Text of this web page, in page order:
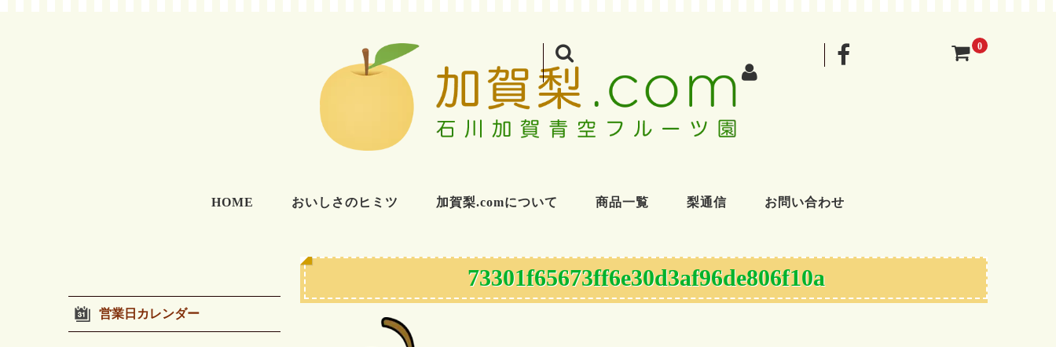
0
HOME おいしさのヒミツ 加賀梨.comについて 商品一覧 梨通信 お問い合わせ
73301f65673ff6e30d3af96de806f10a
営業日カレンダー